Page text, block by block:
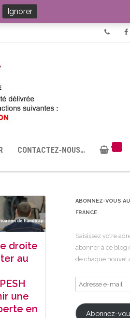
SEXUELLE
CONTACTEZ-NOUS…
droite
au
une
en
ABONNEZ-VOUS
FRANCE
Saisissez votre
abonner à ce blog
de chaque nouvel
Adresse
e-
mail
Abonnez-
Ignorer